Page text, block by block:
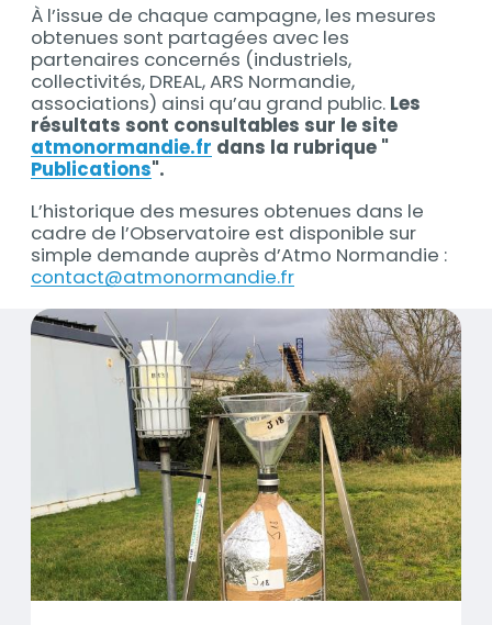
À l’issue de chaque campagne, les mesures
obtenues sont partagées avec les
partenaires concernés (industriels,
collectivités, DREAL, ARS Normandie,
associations) ainsi qu’au grand public. Les
résultats sont consultables sur le site
atmonormandie.fr dans la rubrique "
Publications".
L’historique des mesures obtenues dans le
cadre de l’Observatoire est disponible sur
simple demande auprès d’Atmo Normandie :
contact@atmonormandie.fr
Contenus